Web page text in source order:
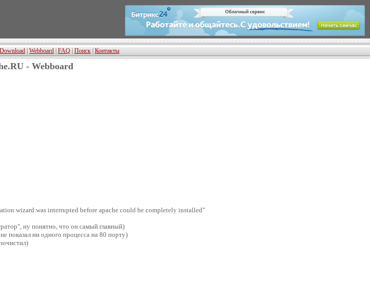
Download Webboard FAQ Поиск Контакты
- Webboard
wizard was interrupted before apache could be completely installed"
ну понятно, что он самый главный)
показал ни одного процесса на 80 порту)